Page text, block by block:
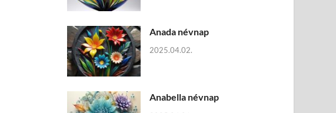
Anada névnap
2025.04.02.
Anabella névnap